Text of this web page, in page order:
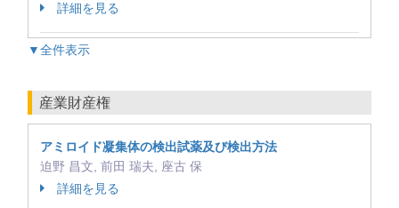
詳細を見る
▼全件表示
産業財産権
アミロイド凝集体の検出試薬及び検出方法
迫野 昌文, 前田 瑞夫, 座古 保
詳細を見る